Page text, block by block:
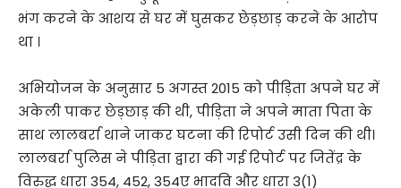
भंग करने के आशय से घर में घुसकर छेड़छाड़ करने के आरोप
था ।
अभियोजन के अनुसार 5 अगस्त 2015 को पीड़िता अपने घर में
अकेली पाकर छेड़छाड़ की थी, पीड़िता ने अपने माता पिता के
साथ लालबर्रा थाने जाकर घटना की रिपोर्ट उसी दिन की थी।
लालबर्रा पुलिस ने पीड़िता द्वारा की गई रिपोर्ट पर जितेंद्र के
विरुद्ध धारा 354, 452, 354ए भादवि और धारा 3(1)